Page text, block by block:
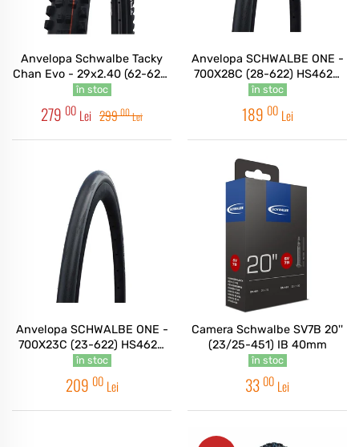
Anvelopa Schwalbe Tacky
Chan Evo - 29x2.40 (62-622)
HS625 B/B-SK, Super Trail,
Addix Soft - TLE Pliabil
în stoc
279 00 Lei 29900Lei
Anvelopa SCHWALBE ONE -
700X28C (28-622) HS462A
B/B-SK, ADDIX - PLIABIL
în stoc
189 00 Lei
Anvelopa SCHWALBE ONE -
700X23C (23-622) HS462A
B/B-SK, ADDIX - PLIABIL
în stoc
209 00 Lei
Camera Schwalbe SV7B 20''
(23/25-451) IB 40mm
în stoc
33 00 Lei